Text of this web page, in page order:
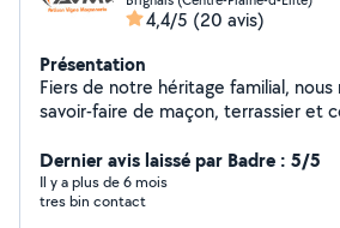
4,4/5 (20 avis)
Présentation
Fiers de notre héritage familial,
savoir-faire de maçon, terrassier et
1990. Notre engagement est de
prestations de qualité, alliant savoir-
techniques modernes. Nous
Dernier avis laissé par Badre : 5/5
Il y a plus de 6 mois
tres bin contact